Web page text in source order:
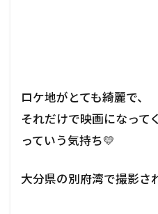
ロケ地がとても綺麗で、
それだけで映画になって
っていう気持ち💛
大分県の別府湾で撮影さ